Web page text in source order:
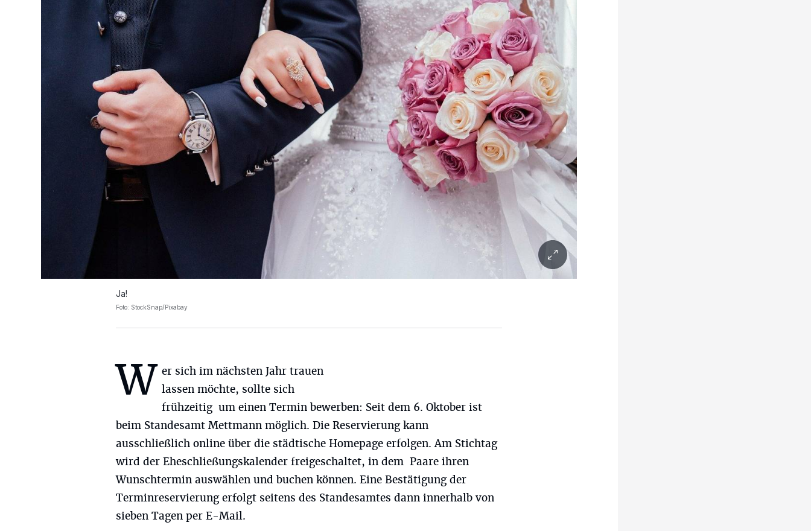
Ja!
Foto: StockSnap/Pixabay
W er sich im nächsten Jahr trauen
lassen möchte, sollte sich
frühzeitig um einen Termin bewerben: Seit dem 6. Oktober ist
beim Standesamt Mettmann möglich. Die Reservierung kann
ausschließlich online über die städtische Homepage erfolgen. Am Stichtag
wird der Eheschließungskalender freigeschaltet, in dem Paare ihren
Wunschtermin auswählen und buchen können. Eine Bestätigung der
Terminreservierung erfolgt seitens des Standesamtes dann innerhalb von
sieben Tagen per E-Mail.